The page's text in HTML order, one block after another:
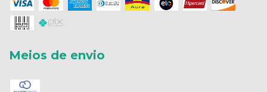
Meios de envio